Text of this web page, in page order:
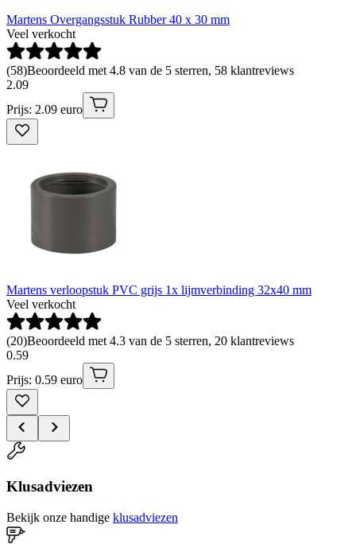
Martens Overgangsstuk Rubber 40 x 30 mm
Veel verkocht
(58)Beoordeeld met 4.8 van de 5 sterren, 58 klantreviews
2.09
Prijs: 2.09 euro
Martens verloopstuk PVC grijs 1x lijmverbinding 32x40 mm
Veel verkocht
(20)Beoordeeld met 4.3 van de 5 sterren, 20 klantreviews
0.59
Prijs: 0.59 euro
Klusadviezen
Bekijk onze handige klusadviezen